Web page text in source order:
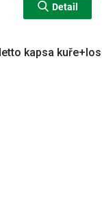
Detail
kapsa